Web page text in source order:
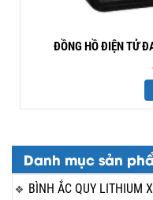
Danh mục sản
BÌNH ẮC QUY LITHIUM
ĐỒNG HỒ ĐIỆN TỬ